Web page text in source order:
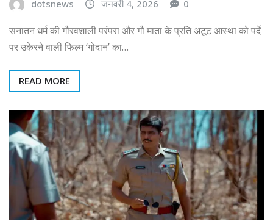
dotsnews जनवरी 4, 2026 0
सनातन धर्म की गौरवशाली परंपरा और गौ माता के प्रति अटूट आस्था को पर्दे
पर उकेरने वाली फिल्म ‘गोदान’ का…
READ MORE